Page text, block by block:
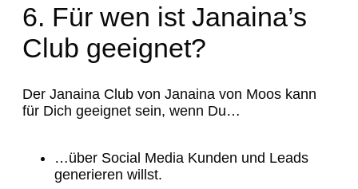
6. Für wen ist Janaina’s
Club geeignet?
Der Janaina Club von Janaina von Moos kann
für Dich geeignet sein, wenn Du…
…über Social Media Kunden und Leads
generieren willst.